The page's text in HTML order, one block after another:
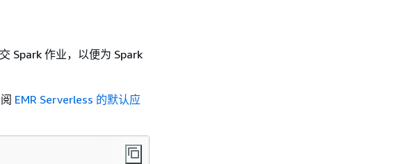
Spark 作业，以便为 Spark
EMR Serverless 的默认应